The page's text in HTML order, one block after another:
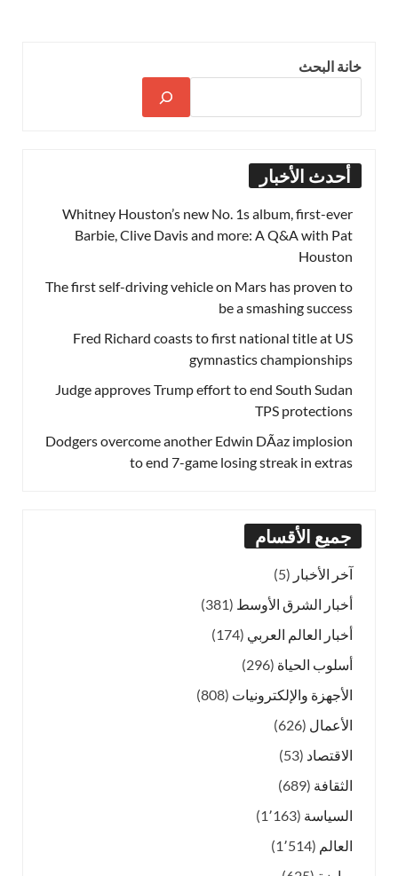
خانة البحث
أحدث الأخبار
Whitney Houston’s new No. 1s album, first-ever
Barbie, Clive Davis and more: A Q&A with Pat
Houston
The first self-driving vehicle on Mars has proven to
be a smashing success
Fred Richard coasts to first national title at US
gymnastics championships
Judge approves Trump effort to end South Sudan
TPS protections
Dodgers overcome another Edwin DÃ­az implosion
to end 7-game losing streak in extras
جميع الأقسام
آخر الأخبار (5)
أخبار الشرق الأوسط (381)
أخبار العالم العربي (174)
أسلوب الحياة (296)
الأجهزة والإلكترونيات (808)
الأعمال (626)
الاقتصاد (53)
الثقافة (689)
السياسة (1٬163)
العالم (1٬514)